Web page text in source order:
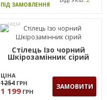
Стілець Призма чорний
А-28
1179
1 079 ГРН
ЗАМОВИТИ
ВІДГУКІВ:2